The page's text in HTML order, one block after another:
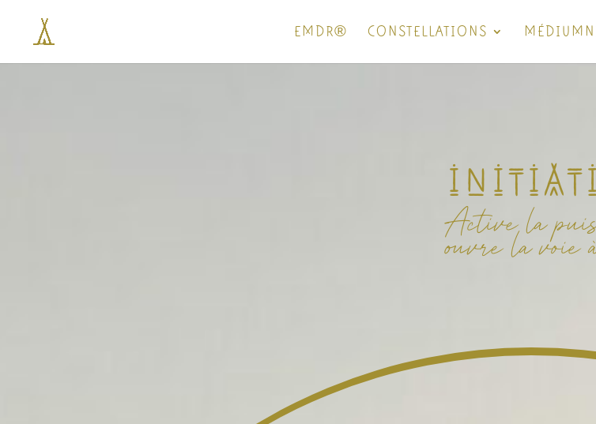
EMDR® CONSTELLATIONS
Active la
ouvre la voie